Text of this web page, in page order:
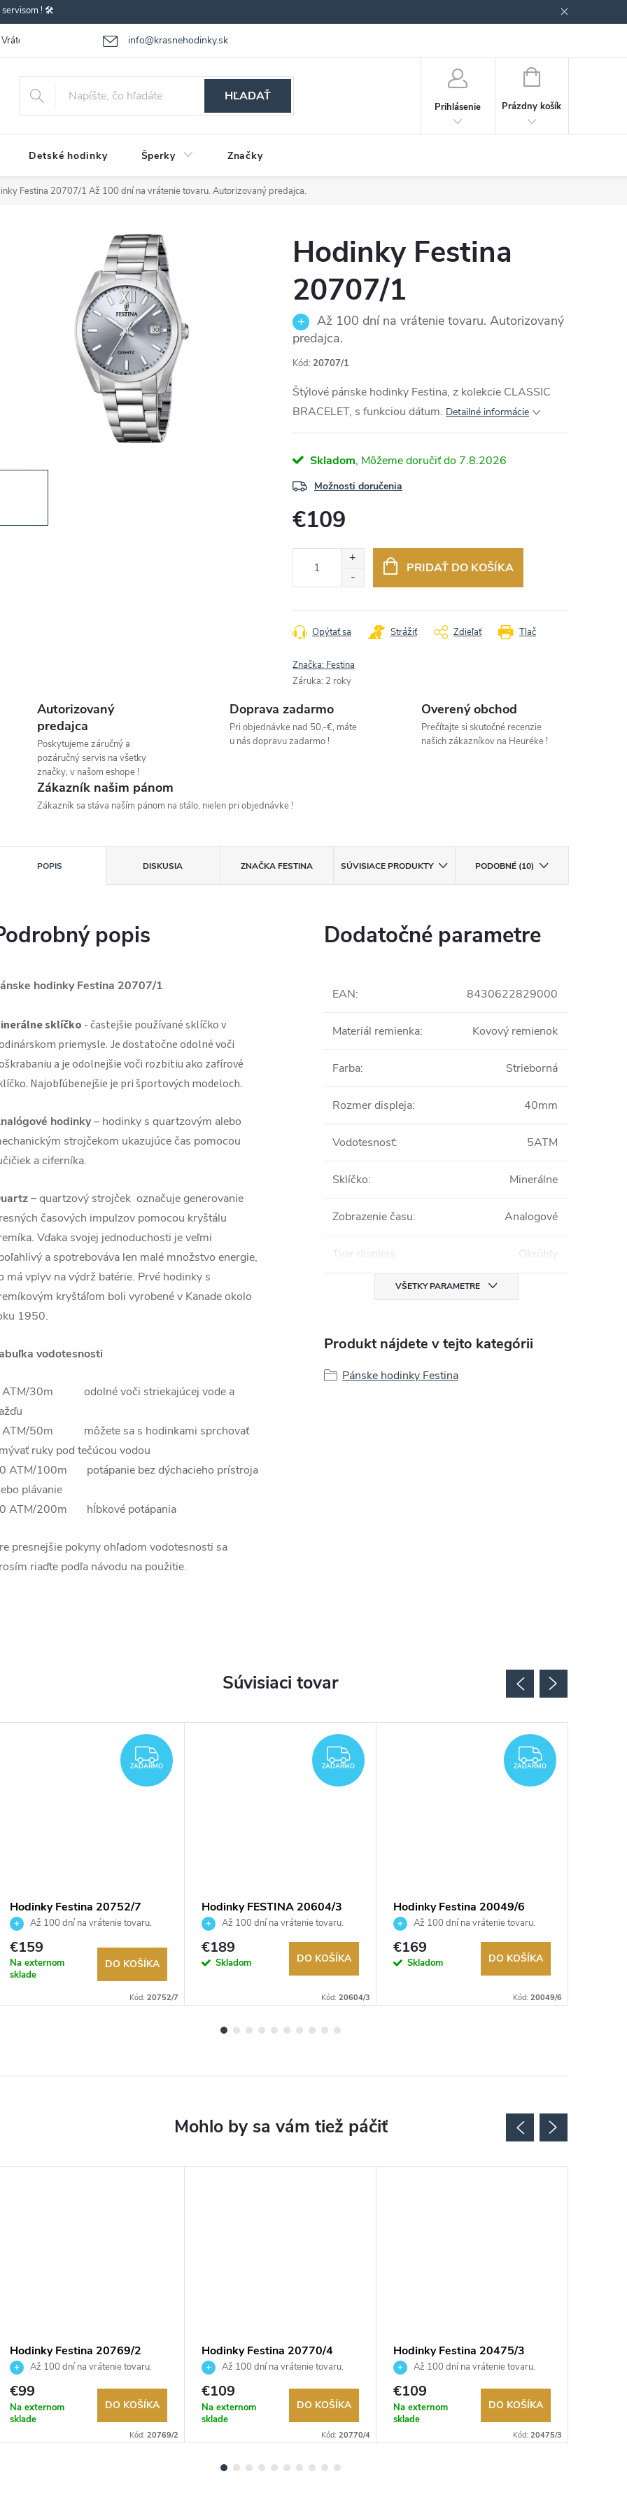
servisom ! 🛠️
info@krasnehodinky.sk
Vrátenie-výmena tovaru Reklamácia tovaru Obchodné podmienky
HĽADAŤ
Prihlásenie
NÁKUPNÝ
Prázdny košík
Detské hodinky Šperky Značky
Festina 20707/1 Až 100 dní na vrátenie tovaru. Autorizovaný predajca.
Hodinky Festina
20707/1
Až 100 dní na vrátenie tovaru. Autorizovaný
predajca.
Kód: 20707/1
Štýlové pánske hodinky Festina, z kolekcie CLASSIC
BRACELET, s funkciou dátum. Detailné informácie
Skladom 7.8.2026
Možnosti doručenia
€109
PRIDAŤ DO KOŠÍKA
Tlač
Opýtať sa Strážiť Zdieľať
Značka: Festina
Záruka: 2 roky
Autorizovaný
predajca
Poskytujeme záručný a
pozáručný servis na všetky
značky, v našom eshope !
Doprava zadarmo
Pri objednávke nad 50,-€, máte
u nás dopravu zadarmo !
Overený obchod
Prečítajte si skutočné recenzie
našich zákazníkov na Heuréke !
Zákazník našim pánom
Zákazník sa stáva naším pánom na stálo, nielen pri objednávke !
POPIS DISKUSIA ZNAČKAFESTINA SÚVISIACE PRODUKTY PODOBNÉ (10)
popis
hodinky Festina 20707/1
sklíčko - častejšie používané sklíčko v
priemysle. Je dostatočne odolné voči
a je odolnejšie voči rozbitiu ako zafírové
Najobľúbenejšie je pri športových modeloch.
hodinky– hodinky s quartzovým alebo
strojčekom ukazujúce čas pomocou
a ciferníka.
–quartzový strojček označuje generovanie
časových impulzov pomocou kryštálu
Vďaka svojej jednoduchosti je veľmi
a spotrebováva len malé množstvo energie,
má vplyv na výdrž batérie. Prvé hodinky s
kryštáľom boli vyrobené v Kanade okolo
1950.
vodotesnosti
ATM/30m odolné voči striekajúcej vode a
ATM/50m môžete sa s hodinkami sprchovať
ruky pod tečúcou vodou
ATM/100m potápanie bez dýchacieho prístroja
plávanie
ATM/200m hĺbkové potápania
presnejšie pokyny ohľadom vodotesnosti sa
riaďte podľa návodu na použitie.
Dodatočné parametre
EAN: 8430622829000
Materiál remienka: Kovový remienok
Farba: Strieborná
Rozmer displeja: 40mm
Vodotesnosť: 5ATM
Sklíčko: Minerálne
Zobrazenie času: Analogové
Tvar displeja: Okrúhly
VŠETKY PARAMETRE
Produkt nájdete v tejto kategórii
Pánske hodinky Festina
Súvisiaci tovar
ZADARMO
ZADARMO
Hodinky Festina 20752/7
Až 100 dní na vrátenie tovaru.
Autorizovaný predajca.
€159
Na externom
sklade
DO KOŠÍKA
Kód: 20752/7
ZADARMO
ZADARMO
Hodinky FESTINA 20604/3
Až 100 dní na vrátenie tovaru.
Autorizovaný predajca.
€189
Skladom DO KOŠÍKA
Kód: 20604/3
ZADARMO
ZADARMO
Hodinky Festina 20049/6
Až 100 dní na vrátenie tovaru.
Autorizovaný predajca.
€169
Skladom DO KOŠÍKA
Kód: 20049/6
Hodinky Festina 20769/2
Až 100 dní na vrátenie tovaru.
Autorizovaný predajca.
€99
Na externom
sklade
DO KOŠÍKA
Kód: 20769/2
Hodinky Festina 20770/4
Až 100 dní na vrátenie tovaru.
Autorizovaný predajca.
€109
Na externom
sklade
DO KOŠÍKA
Kód: 20770/4
Hodinky Festina 20475/3
Až 100 dní na vrátenie tovaru.
Autorizovaný predajca.
€109
Na externom
sklade
DO KOŠÍKA
Kód: 20475/3